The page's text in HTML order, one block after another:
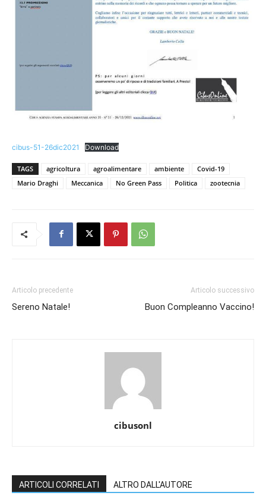
cibus-51-26dic2021 Download
TAGS agricoltura agroalimentare ambiente
Covid-19
Mario Draghi
Meccanica No Green Pass Politica zootecnia
Articolo precedente
Sereno Natale!
Articolo successivo
Buon Compleanno Vaccino!
cibusonl
ARTICOLI CORRELATI ALTRO DALL'AUTORE